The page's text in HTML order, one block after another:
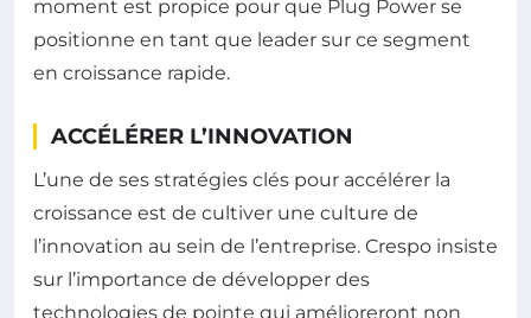
moment est propice pour que Plug Power se
positionne en tant que leader sur ce segment
en croissance rapide.
ACCÉLÉRER L’INNOVATION
L’une de ses stratégies clés pour accélérer la
croissance est de cultiver une culture de
l’innovation au sein de l’entreprise. Crespo insiste
sur l’importance de développer des
technologies de pointe qui amélioreront non